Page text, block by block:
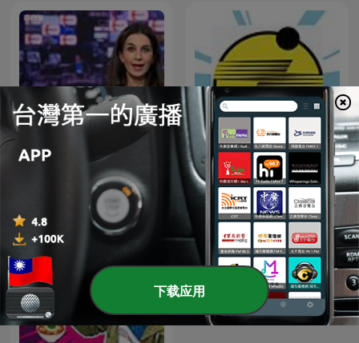
Report about BBC News 警廣臺中分臺FM94.5
下载应用